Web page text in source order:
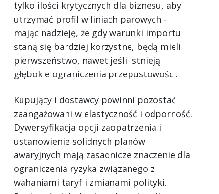
tylko ilości krytycznych dla biznesu, aby
utrzymać profil w liniach parowych -
mając nadzieję, że gdy warunki importu
staną się bardziej korzystne, będą mieli
pierwszeństwo, nawet jeśli istnieją
głębokie ograniczenia przepustowości.
Kupujący i dostawcy powinni pozostać
zaangażowani w elastyczność i odporność.
Dywersyfikacja opcji zaopatrzenia i
ustanowienie solidnych planów
awaryjnych mają zasadnicze znaczenie dla
ograniczenia ryzyka związanego z
wahaniami taryf i zmianami polityki.